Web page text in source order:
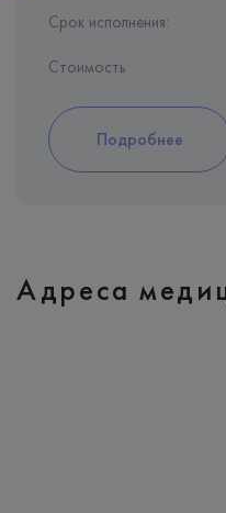
Срок исполнения:
Стоимость
Подробнее
Адреса